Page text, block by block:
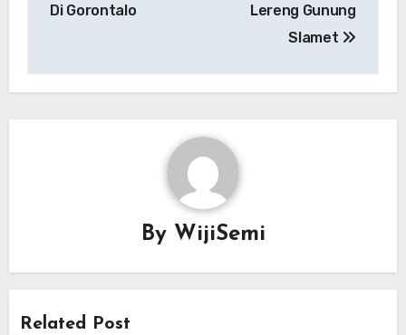
Di Gorontalo
Lereng Gunung
Slamet
By WijiSemi
Related Post